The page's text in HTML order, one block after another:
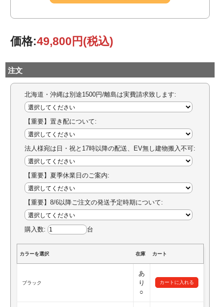
価格:49,800円(税込)
注文
北海道・沖縄は別途1500円/離島は実費請求致します:
【重要】置き配について:
法人様宛は日・祝と17時以降の配送、EV無し建物搬入不可:
【重要】夏季休業日のご案内:
【重要】8/6以降ご注文の発送予定時期について:
購入数: 台
カラーを選択 在庫 カート
ブラック
あ
り
○